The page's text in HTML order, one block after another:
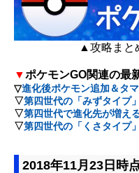
▲攻略まと
▼ポケモンGO関連の最
▽進化後ポケモン追加＆タ
▽第四世代の「みずタイプ
▽第四世代で進化先が増え
▽第四世代の「くさタイプ
2018年11月23日時